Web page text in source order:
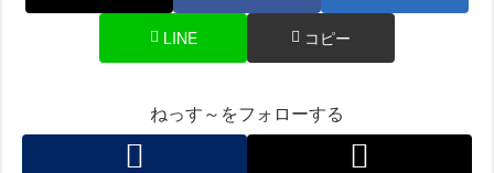
LINE コピー
ねっす～をフォローする